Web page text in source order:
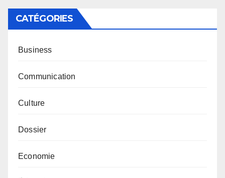
CATÉGORIES
Business
Communication
Culture
Dossier
Economie